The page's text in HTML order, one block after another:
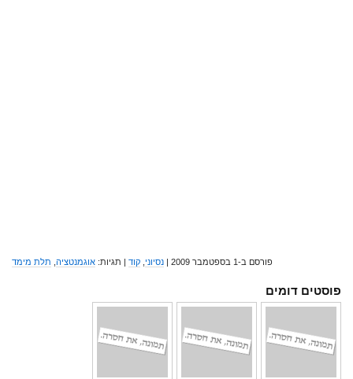
פורסם ב-1 בספטמבר 2009 | נסיוני קוד | תגיות: אוגמנטציה תלת מימד
פוסטים דומים